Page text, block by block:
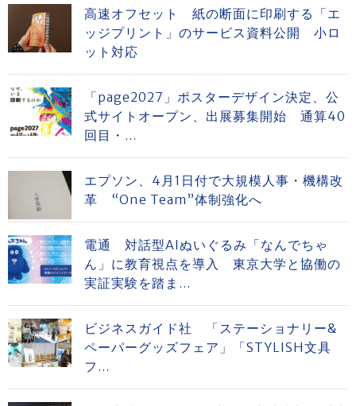
高速オフセット 紙の断面に印刷する「エ
ッジプリント」のサービス資料公開 小ロ
ット対応
「page2027」ポスターデザイン決定、公
式サイトオープン、出展募集開始 通算40
回目・...
エプソン、4月1日付で大規模人事・機構改
革 “One Team”体制強化へ
電通 対話型AIぬいぐるみ「なんでちゃ
ん」に教育視点を導入 東京大学と協働の
実証実験を踏ま...
ビジネスガイド社 「ステーショナリー&
ペーパーグッズフェア」「STYLISH文具
フ...